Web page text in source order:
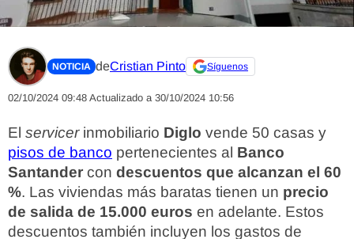
NOTICIA deCristian Pinto Síguenos
02/10/2024 09:48 Actualizado a 30/10/2024 10:56
El servicerinmobiliario Diglo vende 50 casas y
pisos de banco pertenecientes al Banco
Santander con descuentos que alcanzan el 60
%. Las viviendas más baratas tienen un precio
de salida de 15.000 euros en adelante. Estos
descuentos también incluyen los gastos de